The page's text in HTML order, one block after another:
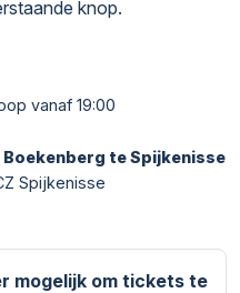
knop.
vanaf 19:00
Boekenberg te Spijkenisse
Spijkenisse
mogelijk om tickets te